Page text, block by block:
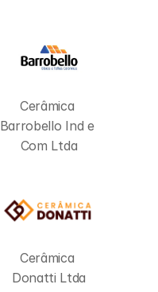
Cerâmica
Barrobello Ind e
Com Ltda
Cerâmica
Donatti Ltda